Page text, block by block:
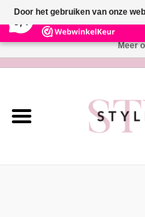
281
Home
Lifestyle
Door het gebruiken van onze
cookies om onze website te
Meer